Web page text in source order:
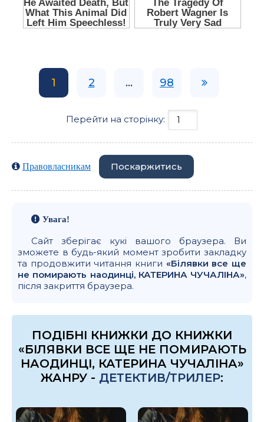
1 2 ... 98
Перейти на сторінку:
Правовласникам Поскаржитись
Увага!
Сайт зберігає кукі вашого браузера. Ви
зможете в будь-який момент зробити закладку
та продовжити читання книги «Білявки все ще
не помирають наодинці, КАТЕРИНА ЧУЧАЛІНА»,
після закриття браузера.
ПОДІБНІ КНИЖКИ ДО КНИЖКИ
«БІЛЯВКИ ВСЕ ЩЕ НЕ ПОМИРАЮТЬ
НАОДИНЦІ, КАТЕРИНА ЧУЧАЛІНА»
ЖАНРУ - ДЕТЕКТИВ/ТРИЛЕР: